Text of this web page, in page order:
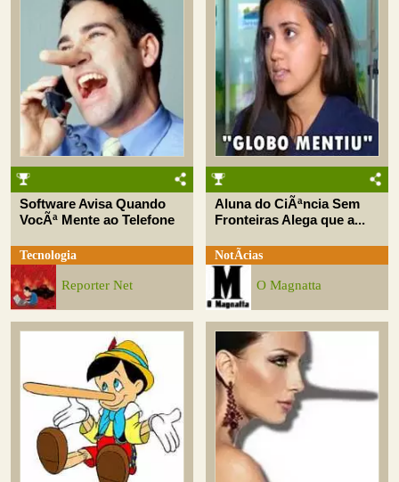
Software Avisa Quando
VocÃª Mente ao Telefone
Tecnologia
Reporter Net
Aluna do CiÃªncia Sem
Fronteiras Alega que a...
NotÃ­cias
O Magnatta